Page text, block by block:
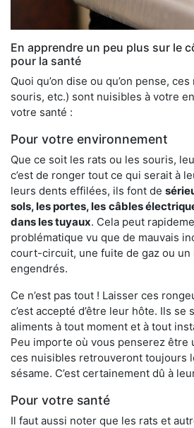
En apprendre un peu plus sur le
pour la santé
Quoi qu’on dise ou qu’on pense,
souris, etc.) sont nuisibles à votre
votre santé :
Pour votre environnement
Que ce soit les rats ou les souris,
c’est de ronger tout ce qui serait à
leurs dents effilées, ils font de
sols, les portes, les câbles
dans les tuyaux. Cela peut
problématique vu que de mauvais
court-circuit, une fuite de gaz ou
engendrés.
Ce n’est pas tout ! Laisser ces
c’est accepté d’être leur hôte. Ils se
aliments à tout moment et à tout
Peu importe où vous penserez être
ces nuisibles retrouveront toujours
sésame. C’est certainement dû à
Pour votre santé
Il faut aussi noter que les rats et